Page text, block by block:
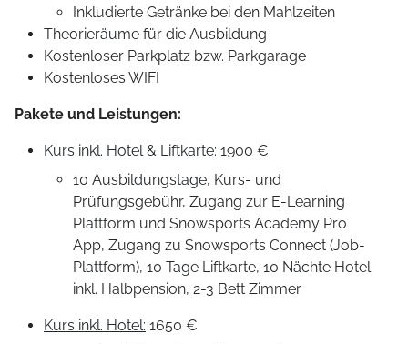
Inkludierte Getränke bei den Mahlzeiten
Theorieräume für die Ausbildung
Kostenloser Parkplatz bzw. Parkgarage
Kostenloses WIFI
Pakete und Leistungen:
Kurs inkl. Hotel & Liftkarte: 1900 €
10 Ausbildungstage, Kurs- und
Prüfungsgebühr, Zugang zur E-Learning
Plattform und Snowsports Academy Pro
App, Zugang zu Snowsports Connect (Job-
Plattform), 10 Tage Liftkarte, 10 Nächte Hotel
inkl. Halbpension, 2-3 Bett Zimmer
Kurs inkl. Hotel: 1650 €